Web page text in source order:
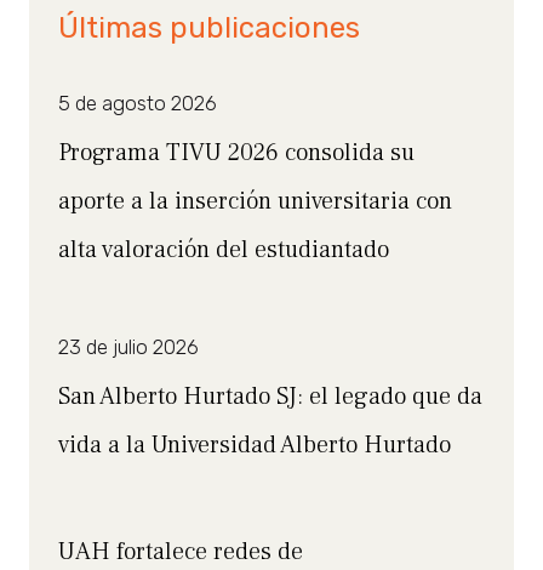
Últimas publicaciones
5 de agosto 2026
Programa TIVU 2026 consolida su
aporte a la inserción universitaria con
alta valoración del estudiantado
23 de julio 2026
San Alberto Hurtado SJ: el legado que da
vida a la Universidad Alberto Hurtado
UAH fortalece redes de